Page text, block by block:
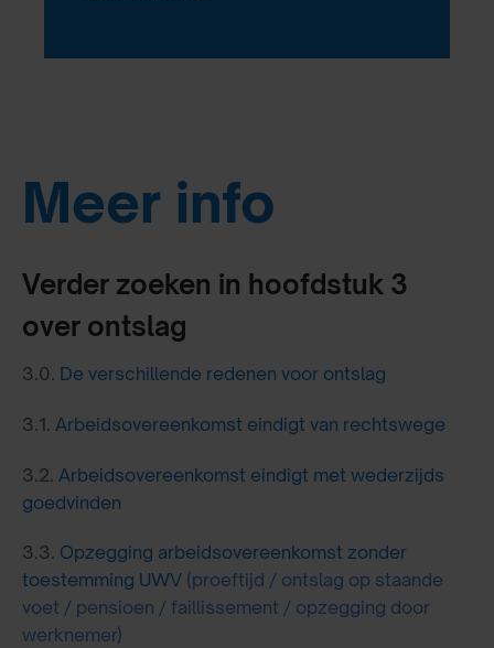
Meer info
Verder zoeken in hoofdstuk 3
over ontslag
3.0. De verschillende redenen voor ontslag
3.1. Arbeidsovereenkomst eindigt van rechtswege
3.2. Arbeidsovereenkomst eindigt met wederzijds
goedvinden
3.3. Opzegging arbeidsovereenkomst zonder
toestemming UWV (proeftijd / ontslag op staande
voet / pensioen / faillissement / opzegging door
werknemer)